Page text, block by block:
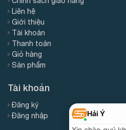
Liên hệ
Giới thiệu
Tài khoản
Thanh toán
Giỏ hàng
Sản phẩm
Tài khoản
Đăng ký
Đăng nhập